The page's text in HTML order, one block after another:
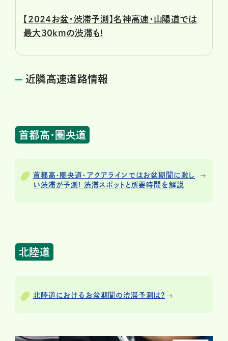
【2024お盆・渋滞予測】名神高速・山陽道では
最大30kmの渋滞も!
近隣高速道路情報
首都高・圏央道
首都高・圏央道・アクアラインではお盆期間に激し
い渋滞が予測! 渋滞スポットと所要時間を解説
北陸道
北陸道におけるお盆期間の渋滞予測は？